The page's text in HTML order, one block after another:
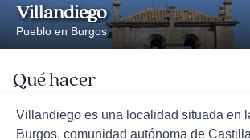
Villandiego
Pueblo en Burgos
Qué hacer
Villandiego es una localidad situada en
Burgos, comunidad autónoma de